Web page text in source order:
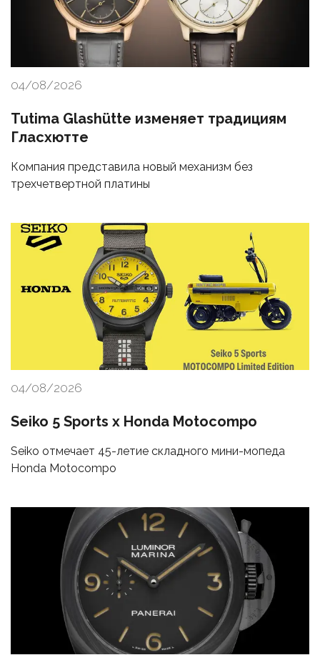
04/08/2026
Tutima Glashütte изменяет традициям
Гласхютте
Компания представила новый механизм без
трехчетвертной платины
04/08/2026
Seiko 5 Sports x Honda Motocompo
Seiko отмечает 45-летие складного мини-мопеда
Honda Motocompo